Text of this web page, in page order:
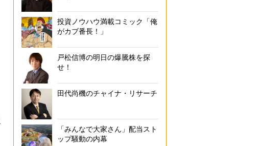
投資ノウハウ満載コミック「俺
がカブ番長！」
戸松信博の明日の爆騰株を探
せ！
田代尚機のチャイナ・リサーチ
「みんなで大家さん」配当スト
ップ騒動の内幕